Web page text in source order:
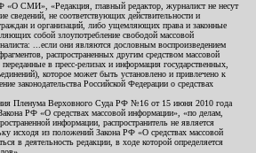
«О СМИ», «Редакция, главный редактор, журналист не несут
сведений, не соответствующих действительности и
и организаций, либо ущемляющих права и законные
собой злоупотребление свободой массовой
...если они являются дословным воспроизведением
распространенных другим средством массовой
в пресс-релизах и информация государственных,
которое может быть установлено и привлечено к
законодательства Российской Федерации о средствах
Пленума Верховного Суда РФ №16 от 15 июня 2010 года
РФ «О средствах массовой информации», «по делам,
информации, распространитель не является
исходя из положений Закона РФ «О средствах массовой
в деятельность редакции, в ходе которой определяется